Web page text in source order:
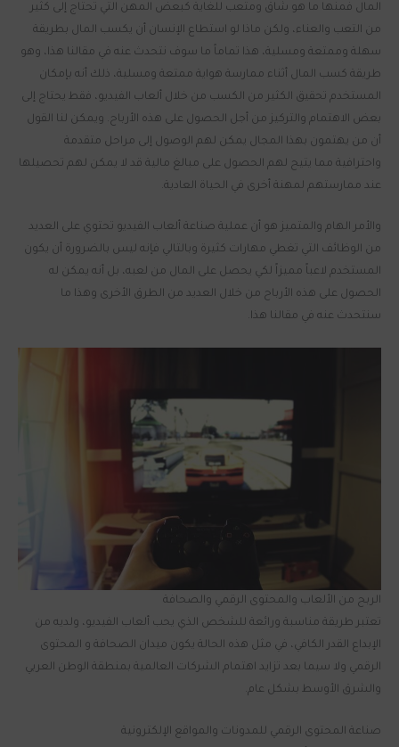
المال فمنها ما هو شاق ومتعب للغاية كبعض المهن التي تحتاج إلى كثير
من التعب والعناء، ولكن ماذا لو استطاع الإنسان أن يكسب المال بطريقة
سهلة وممتعة ومسلية، هذا تماماً ما سوف نتحدث عنه في مقالنا هذا، وهو
طريقة كسب المال أثناء ممارسة هواية ممتعة ومسلية، ذلك أنه بإمكان
المستخدم تحقيق الكثير من الكسب من خلال ألعاب الفيديو، فقط يحتاج إلى
بعض الاهتمام والتركيز من أجل الحصول على هذه الأرباح. ويمكن لنا القول
أن من يهتمون بهذا المجال يمكن لهم الوصول إلى مراحل متقدمة
واحترافية مما يتيح لهم الحصول على مبالغ مالية قد لا يمكن لهم تحصيلها
عند ممارستهم لمهنة أخرى في الحياة العادية.
والأمر الهام والمتميز هو أن عملية صناعة ألعاب الفيديو تحتوي على العديد
من الوظائف التي تغطي مهارات كثيرة وبالتالي فإنه ليس بالضرورة أن يكون
المستخدم لاعباً مميزاً لكي يحصل على المال من لعبه، بل أنه يمكن له
الحصول على هذه الأرباح من خلال العديد من الطرق الأخرى وهذا ما
سنتحدث عنه في مقالنا هذا.
الربح من الألعاب والمحتوى الرقمي والصحافة
تعتبر طريقة مناسبة ورائعة للشخص الذي يحب ألعاب الفيديو، ولديه من
الإبداع القدر الكافي، في مثل هذه الحالة يكون ميدان الصحافة و المحتوى
الرقمي ولا سيما بعد تزايد اهتمام الشركات العالمية بمنطقة الوطن العربي
والشرق الأوسط بشكل عام.
صناعة المحتوى الرقمي للمدونات والمواقع الإلكترونية